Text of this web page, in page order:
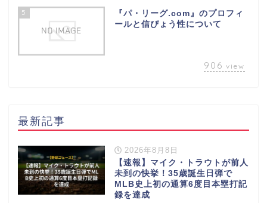
5
『パ・リーグ.com』のプロフィ
ールと信ぴょう性について
906 view
最新記事
2026年8月8日
【速報】マイク・トラウトが前人
未到の快挙！35歳誕生日弾で
MLB史上初の通算6度目本塁打記
録を達成